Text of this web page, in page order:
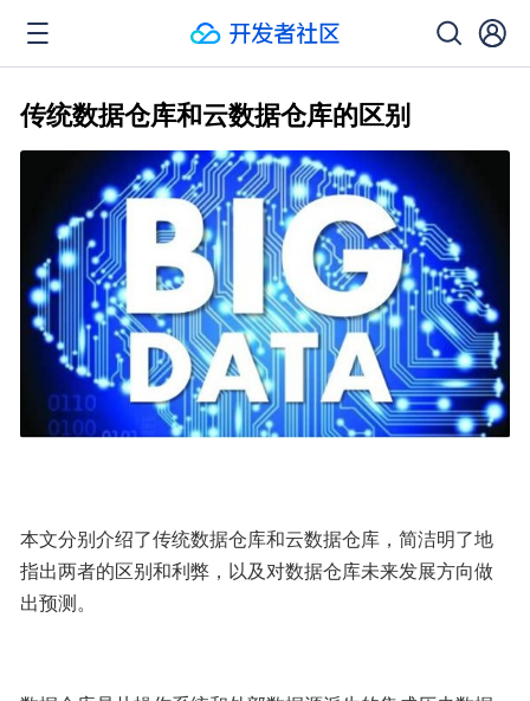
传统数据仓库和云数据仓库的区别
本文分别介绍了传统数据仓库和云数据仓库，简洁明了地
指出两者的区别和利弊，以及对数据仓库未来发展方向做
出预测。